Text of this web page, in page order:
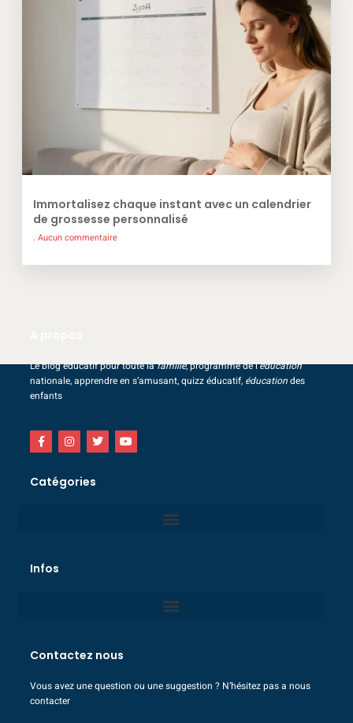
Immortalisez chaque instant avec un calendrier
de grossesse personnalisé
Aucun commentaire
Le blog éducatif pour toute lafamille, programme de l’éducation
nationale, apprendre en s’amusant, quizz éducatif, éducationdes
enfants
Catégories
Infos
Contactez nous
Vous avez une question ou une suggestion ? N’hésitez pas a nous
contacter